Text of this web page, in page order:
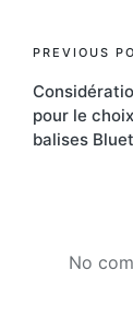
Post
PREVIOUS
pour le
balises
No